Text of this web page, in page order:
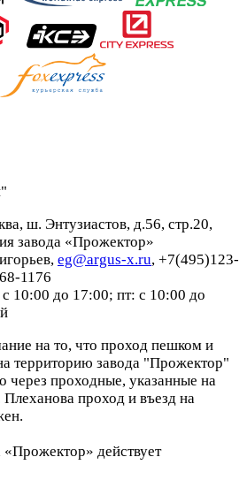
ш. Энтузиастов, д.56, стр.20,
завода «Прожектор»
eg@argus-x.ru, +7(495)123-
1176
10:00 до 17:00; пт: с 10:00 до
на то, что проход пешком и
территорию завода "Прожектор"
через проходные, указанные на
проход и въезд на
действует